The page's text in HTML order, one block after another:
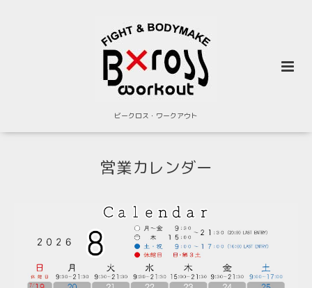
ビークロス・ワークアウト
営業カレンダー